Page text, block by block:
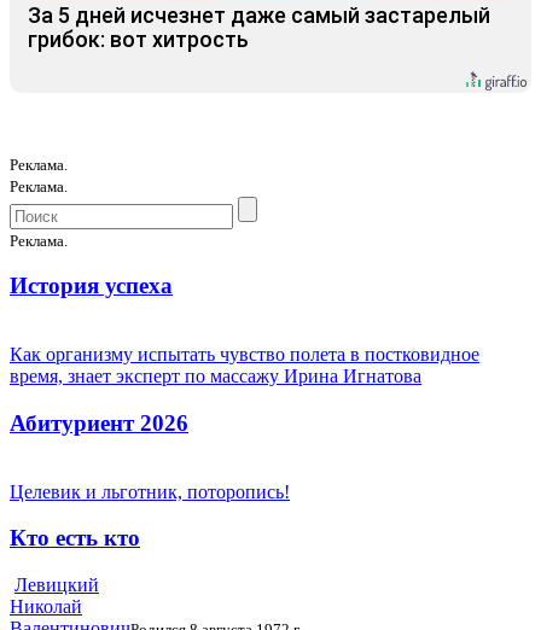
За 5 дней исчезнет даже самый застарелый
грибок: вот хитрость
Реклама.
Реклама.
Реклама.
История успеха
Как организму испытать чувство полета в постковидное
время, знает эксперт по массажу Ирина Игнатова
Абитуриент 2026
Целевик и льготник, поторопись!
Кто есть кто
Левицкий
Николай